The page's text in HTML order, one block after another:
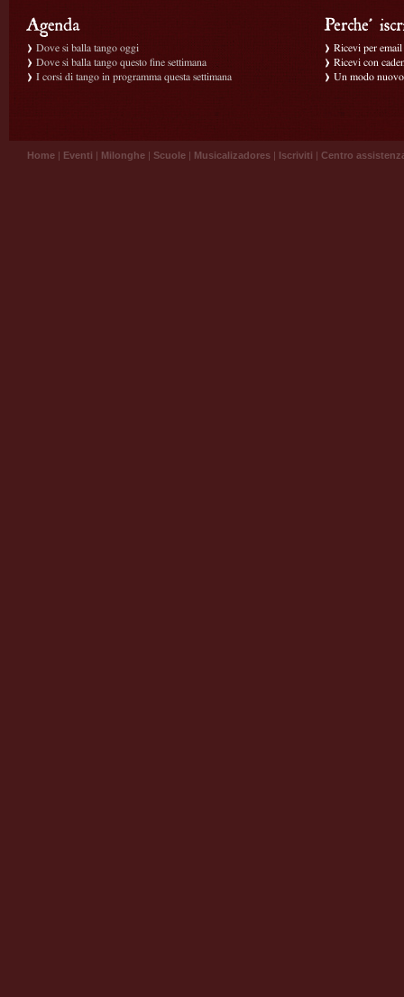
Dove si balla tango oggi
Dove si balla tango questo fine settimana
I corsi di tango in programma questa settimana
Ricevi per
Ricevi con
Un modo
Home | Eventi | Milonghe | Scuole | Musicalizadores | Iscriviti | Centro